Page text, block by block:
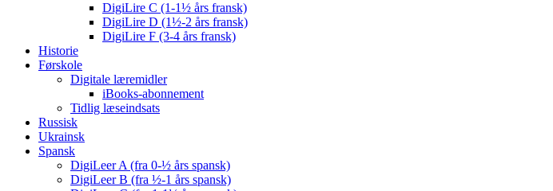
DigiLire C (1-1½ års fransk)
DigiLire D (1½-2 års fransk)
DigiLire F (3-4 års fransk)
Historie
Førskole
Digitale læremidler
iBooks-abonnement
Tidlig læseindsats
Russisk
Ukrainsk
Spansk
DigiLeer A (fra 0-½ års spansk)
DigiLeer B (fra ½-1 års spansk)